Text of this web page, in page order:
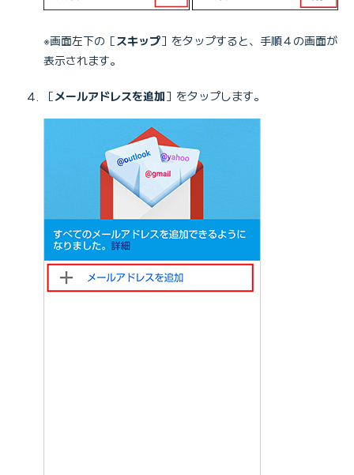
※画面左下の［スキップ］をタップすると、手順４の画面が
表示されます。
［メールアドレスを追加］をタップします。